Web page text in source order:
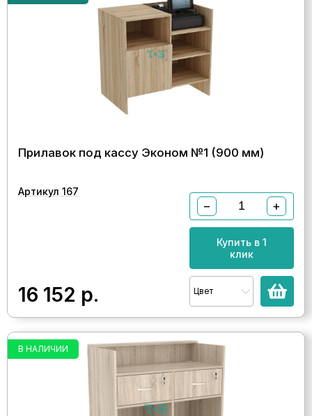
Прилавок под кассу Эконом №1 (900 мм)
Артикул 167
16 152 р.
− +
Купить в 1
клик
Цвет
В НАЛИЧИИ